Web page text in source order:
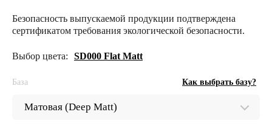
Безопасность выпускаемой продукции подтверждена
сертификатом требования экологической безопасности.
Выбор цвета: SD000 Flat Matt
База Как выбрать базу?